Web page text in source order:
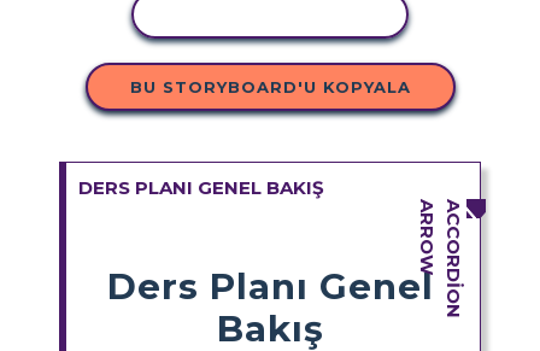
BU STORYBOARD'U KOPYALA
DERS PLANI GENEL BAKIŞ
Ders Planı Genel
Bakış